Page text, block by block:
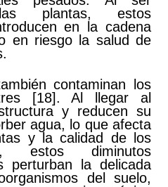
plantas, estos
en la cadena
en riesgo la salud de
contaminan los
[18]. Al llegar al
y reducen su
agua, lo que afecta
y la calidad de los
estos diminutos
perturban la delicada
del suelo,